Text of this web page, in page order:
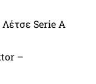
Λέτσε Serie A
–